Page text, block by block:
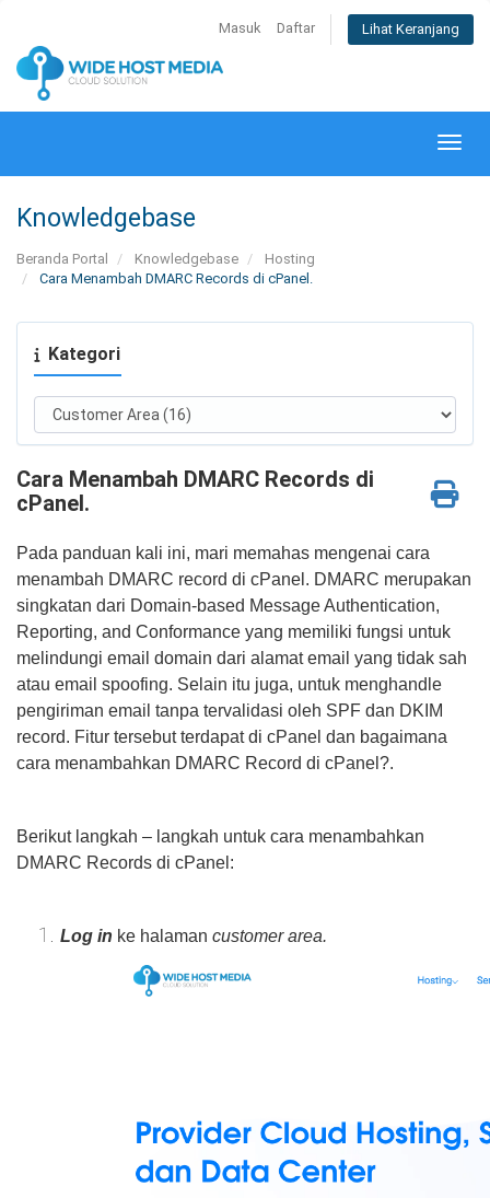
Masuk Daftar Lihat Keranjang
Knowledgebase
Beranda Portal Knowledgebase
Hosting
Cara Menambah DMARC Records di cPanel.
Kategori
Cara Menambah DMARC Records di
cPanel.
Pada panduan kali ini, mari memahas mengenai cara
menambah DMARC record di cPanel. DMARC merupakan
singkatan dari Domain-based Message Authentication,
Reporting, and Conformance yang memiliki fungsi untuk
melindungi email domain dari alamat email yang tidak sah
atau email spoofing. Selain itu juga, untuk menghandle
pengiriman email tanpa tervalidasi oleh SPF dan DKIM
record. Fitur tersebut terdapat di cPanel dan bagaimana
cara menambahkan DMARC Record di cPanel?.
Berikut langkah – langkah untuk cara menambahkan
DMARC Records di cPanel:
Log in ke halaman customer area.